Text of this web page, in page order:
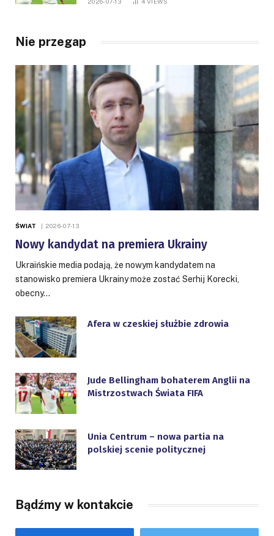
2026-07-13 4 VIEWS
Nie przegap
ŚWIAT 2026-07-13
Nowy kandydat na premiera Ukrainy
Ukraińskie media podają, że nowym kandydatem na
stanowisko premiera Ukrainy może zostać Serhij Korecki,
obecny…
Afera w czeskiej służbie zdrowia
Jude Bellingham bohaterem Anglii na
Mistrzostwach Świata FIFA
Unia Centrum – nowa partia na
polskiej scenie politycznej
Bądźmy w kontakcie